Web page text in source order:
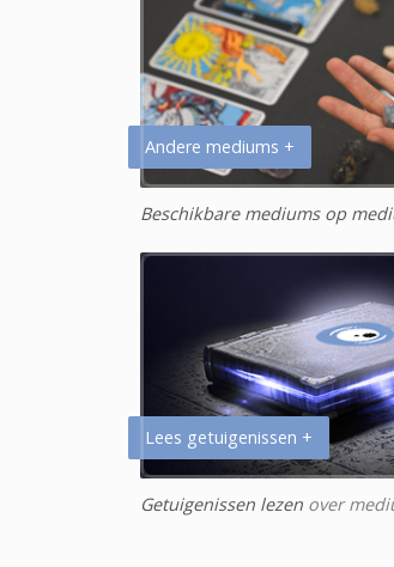
Andere mediums +
Beschikbare mediums op
Lees getuigenissen +
Getuigenissen lezen over